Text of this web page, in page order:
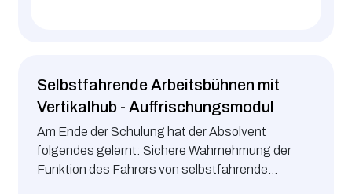
Selbstfahrende Arbeitsbühnen mit
Vertikalhub - Auffrischungsmodul
Am Ende der Schulung hat der Absolvent
folgendes gelernt: Sichere Wahrnehmung der
Funktion des Fahrers von selbstfahrende